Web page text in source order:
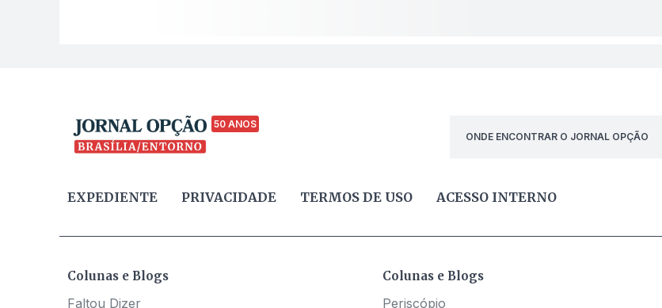
50 ANOS
ONDE ENCONTRAR O JORNAL OPÇÃO
EXPEDIENTE PRIVACIDADE TERMOS DE USO ACESSO INTERNO
Colunas e Blogs
Faltou Dizer
Colunas e Blogs
Periscópio